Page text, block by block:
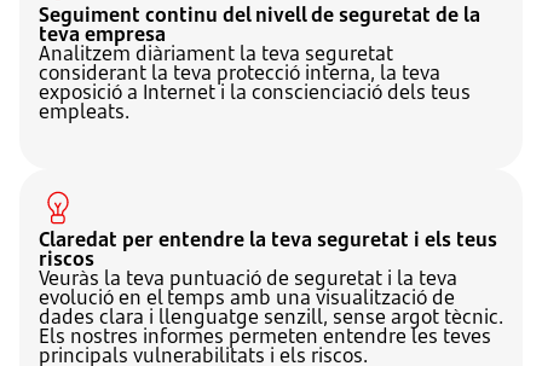
Seguiment continu del nivell de seguretat de la
teva empresa
Analitzem diàriament la teva seguretat
considerant la teva protecció interna, la teva
exposició a Internet i la conscienciació dels teus
empleats.
Claredat per entendre la teva seguretat i els teus
riscos
Veuràs la teva puntuació de seguretat i la teva
evolució en el temps amb una visualització de
dades clara i llenguatge senzill, sense argot tècnic.
Els nostres informes permeten entendre les teves
principals vulnerabilitats i els riscos.